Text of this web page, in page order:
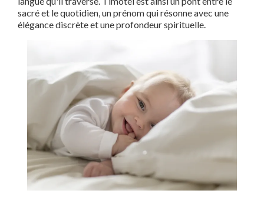
sacré et le quotidien, un prénom qui résonne avec une
élégance discrète et une profondeur spirituelle.